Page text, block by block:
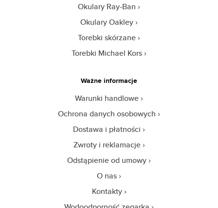
Okulary Ray-Ban
Okulary Oakley
Torebki skórzane
Torebki Michael Kors
Ważne informacje
Warunki handlowe
Ochrona danych osobowych
Dostawa i płatności
Zwroty i reklamacje
Odstąpienie od umowy
O nas
Kontakty